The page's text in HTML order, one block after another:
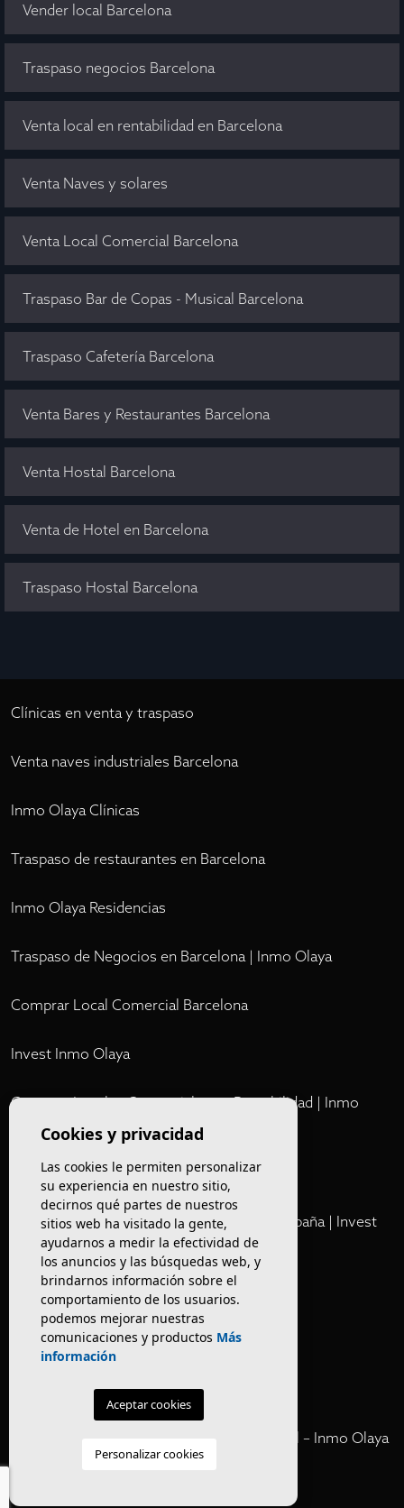
Vender local Barcelona
Traspaso negocios Barcelona
Venta local en rentabilidad en Barcelona
Venta Naves y solares
Venta Local Comercial Barcelona
Traspaso Bar de Copas - Musical Barcelona
Traspaso Cafetería Barcelona
Venta Bares y Restaurantes Barcelona
Venta Hostal Barcelona
Venta de Hotel en Barcelona
Traspaso Hostal Barcelona
Clínicas en venta y traspaso
Venta naves industriales Barcelona
Inmo Olaya Clínicas
Traspaso de restaurantes en Barcelona
Inmo Olaya Residencias
Traspaso de Negocios en Barcelona | Inmo Olaya
Comprar Local Comercial Barcelona
Invest Inmo Olaya
Comprar Locales Comerciales en Rentabilidad | Inmo
Olaya
Cartera Privada de Activos Hoteleros en España | Invest
Inmo Olaya
Venta de edificios
Comprar restaurante en Barcelona
Negocios en rentabilidad en Barcelona
Vender Hotel en España | Venta Confidencial – Inmo Olaya
Cookies y privacidad
Las cookies le permiten personalizar
su experiencia en nuestro sitio,
decirnos qué partes de nuestros
sitios web ha visitado la gente,
ayudarnos a medir la efectividad de
los anuncios y las búsquedas web, y
brindarnos información sobre el
comportamiento de los usuarios.
podemos mejorar nuestras
comunicaciones y productos Más
información
Aceptar cookies
Personalizar cookies